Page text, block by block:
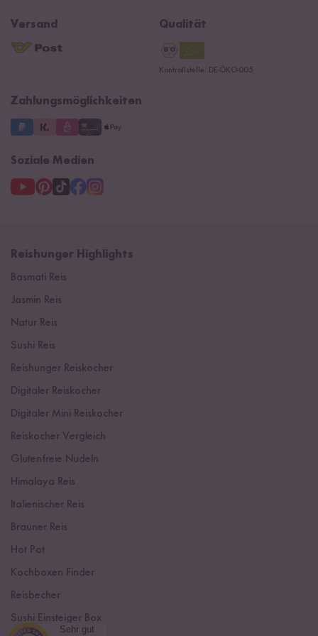
Kontaktformular
Navacopah
Reishunger Gutscheine
B2B
Versand Qualität
Kontrollstelle: DE-ÖKO-005
Zahlungsmöglichkeiten
Soziale Medien
Reishunger Highlights
Basmati Reis
Jasmin Reis
Natur Reis
Sushi Reis
Reishunger Reiskocher
Digitaler Reiskocher
Digitaler Mini Reiskocher
Reiskocher Vergleich
Glutenfreie Nudeln
Himalaya Reis
Italienischer Reis
Brauner Reis
Hot Pot
Kochboxen Finder
Reisbecher
Sushi Einsteiger Box
Sehr gut